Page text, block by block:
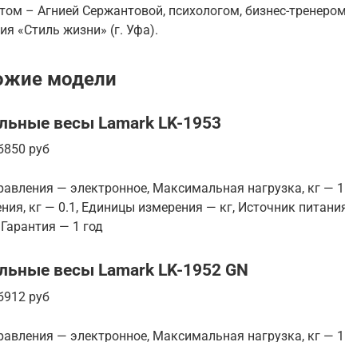
– Агнией Сержантовой, психологом, бизнес-
«Стиль жизни» (г. Уфа).
модели
весы Lamark LK-1953
руб
— электронное, Максимальная нагрузка, кг —
кг — 0.1, Единицы измерения — кг, Источник
— 1 год
весы Lamark LK-1952 GN
руб
— электронное, Максимальная нагрузка, кг —